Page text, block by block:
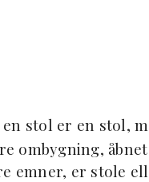
stol er en stol,
ombygning,
emner, er stole